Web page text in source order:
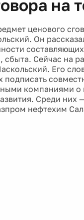
на
ценового
Он
сбыта. Сейчас на
Его
подписать
компаниями о
Среди
нефтехим